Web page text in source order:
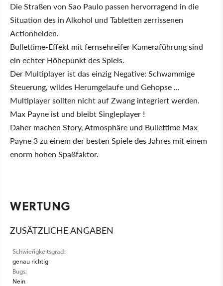
Die Straßen von Sao Paulo passen hervorragend in die
Situation des in Alkohol und Tabletten zerrissenen
Actionhelden.
Bullettime-Effekt mit fernsehreifer Kameraführung sind
ein echter Höhepunkt des Spiels.
Der Multiplayer ist das einzig Negative: Schwammige
Steuerung, wildes Herumgelaufe und Gehopse ...
Multiplayer sollten nicht auf Zwang integriert werden.
Max Payne ist und bleibt Singleplayer !
Daher machen Story, Atmosphäre und Bullettime Max
Payne 3 zu einem der besten Spiele des Jahres mit einem
enorm hohen Spaßfaktor.
WERTUNG
ZUSÄTZLICHE ANGABEN
Schwierigkeitsgrad:
genau richtig
Bugs:
Nein